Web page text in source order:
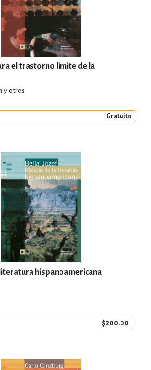
el trastorno límite de la
y otros
Gratuito
hispanoamericana
$200.00